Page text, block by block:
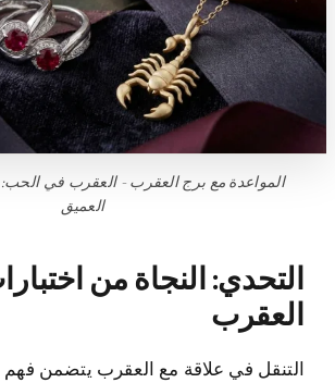
المواعدة مع برج العقرب - العقرب في الحب:
العميق
التحدي: النجاة من
العقرب
التنقل في علاقة مع العقرب يتضمن فهم